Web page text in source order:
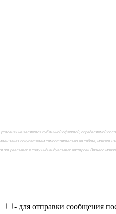
не является публичной офертой,
заказ покупателем самостоятельно на сайте, может
реальных в силу индивидуальных настроек Вашего
- для отправки сообщения